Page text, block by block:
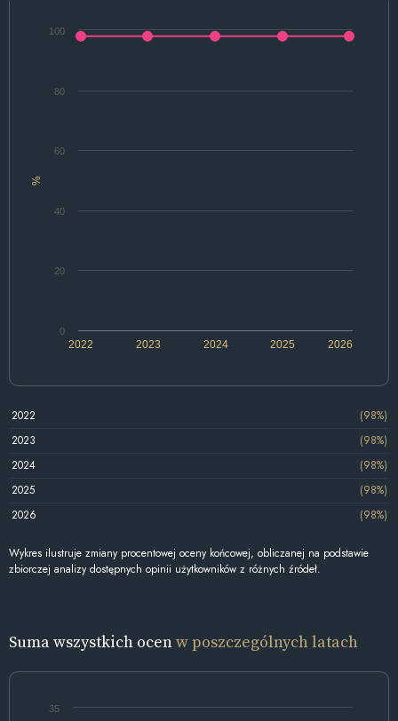
%
2022 2024 2026
2023 2025
0
20
40
60
80
100
2022
(98%)
2023
(98%)
2024
(98%)
2025
(98%)
2026
(98%)
Wykres ilustruje zmiany procentowej oceny końcowej, obliczanej na podstawie
zbiorczej analizy dostępnych opinii użytkowników z różnych źródeł.
Suma wszystkich ocenw poszczególnych latach
35